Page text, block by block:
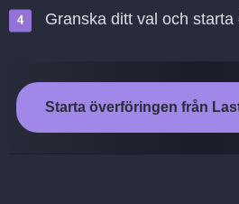
Granska ditt val och starta
Starta överföringen från